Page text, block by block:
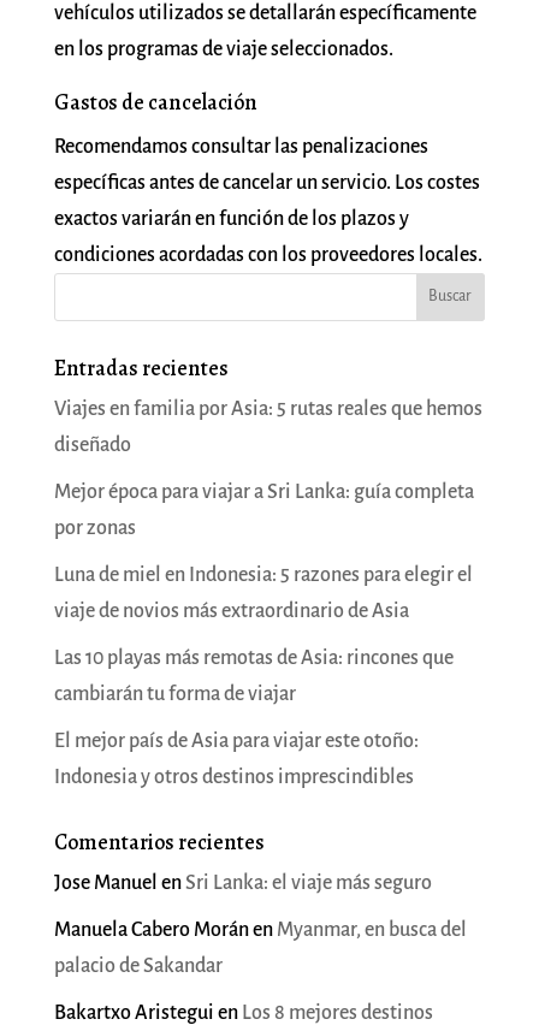
vehículos utilizados se detallarán específicamente
en los programas de viaje seleccionados.
Gastos de cancelación
Recomendamos consultar las penalizaciones
específicas antes de cancelar un servicio. Los costes
exactos variarán en función de los plazos y
condiciones acordadas con los proveedores locales.
Entradas recientes
Viajes en familia por Asia: 5 rutas reales que hemos
diseñado
Mejor época para viajar a Sri Lanka: guía completa
por zonas
Luna de miel en Indonesia: 5 razones para elegir el
viaje de novios más extraordinario de Asia
Las 10 playas más remotas de Asia: rincones que
cambiarán tu forma de viajar
El mejor país de Asia para viajar este otoño:
Indonesia y otros destinos imprescindibles
Comentarios recientes
Jose Manuel enSri Lanka: el viaje más seguro
Manuela Cabero Moránen Myanmar, en busca del
palacio de Sakandar
Bakartxo Aristegui en Los 8 mejores destinos